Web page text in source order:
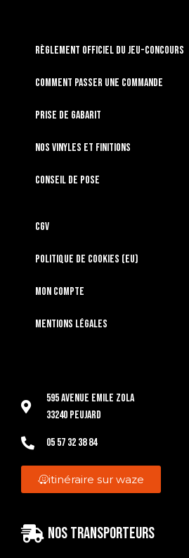
RÈGLEMENT OFFICIEL DU JEU-CONCOURS
Comment passer une commande
Prise de gabarit
Nos vinyles et finitions
Conseil de pose
CGV
Politique de cookies (EU)
Mon compte
Mentions légales
595 Avenue Emile Zola
33240 Peujard
05 57 32 38 84
itinéraire sur waze
Nos transporteurs